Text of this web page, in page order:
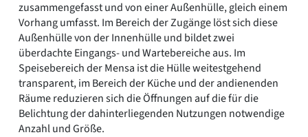
zusammengefasst und von einer Außenhülle, gleich einem
Vorhang umfasst. Im Bereich der Zugänge löst sich diese
Außenhülle von der Innenhülle und bildet zwei
überdachte Eingangs- und Wartebereiche aus. Im
Speisebereich der Mensa ist die Hülle weitestgehend
transparent, im Bereich der Küche und der andienenden
Räume reduzieren sich die Öffnungen auf die für die
Belichtung der dahinterliegenden Nutzungen notwendige
Anzahl und Größe.